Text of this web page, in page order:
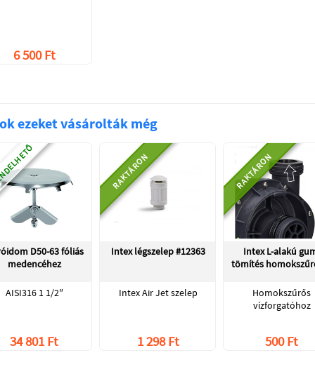
6 500 Ft
ezeket vásárolták még
D50-63 fóliás
medencéhez
AISI316 1 1/2″
34 801 Ft
RAKTÁRON
Intex légszelep #12363
Intex Air Jet szelep
1 298 Ft
RAKTÁRON
Intex L-alakú
tömítés
Homokszűrős
vízforgatóhoz
500 Ft